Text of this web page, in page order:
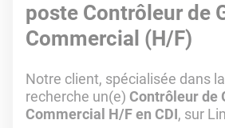
poste Contrôleur de
Commercial (H/F)
Notre client, spécialisée dans
recherche un(e) Contrôleur de
Commercial H/F en CDI, sur